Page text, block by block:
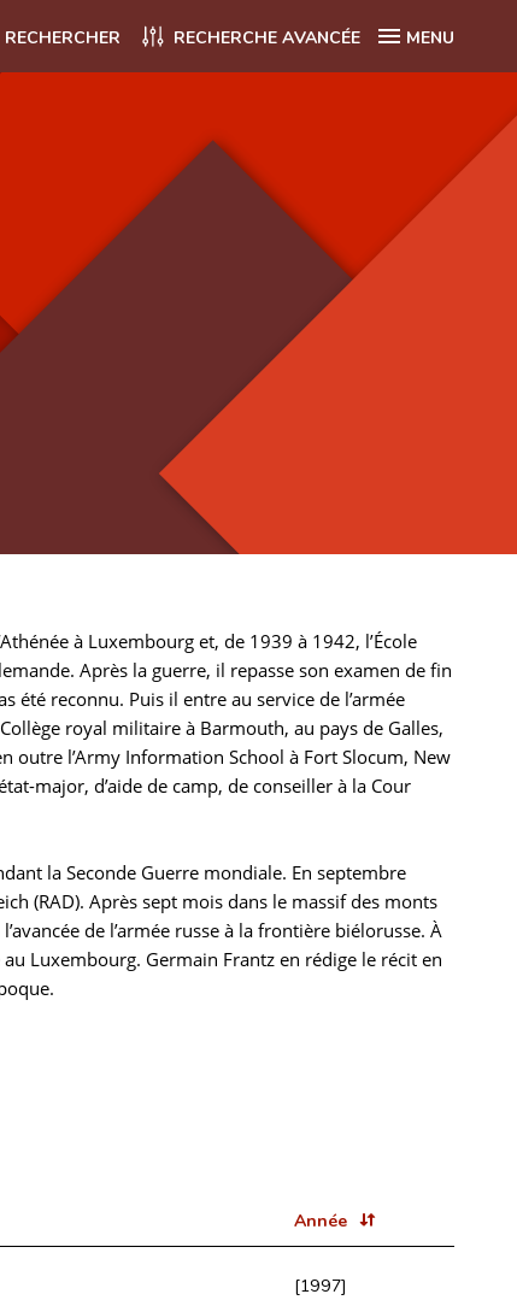
RECHERCHER RECHERCHE AVANCÉE MENU
à Luxembourg et, de 1939 à 1942, l’École
Après la guerre, il repasse son examen de fin
été reconnu. Puis il entre au service de l’armée
royal militaire à Barmouth, au pays de Galles,
outre l’Army Information School à Fort Slocum, New
major, d’aide de camp, de conseiller à la Cour
la Seconde Guerre mondiale. En septembre
(RAD). Après sept mois dans le massif des monts
de l’armée russe à la frontière biélorusse. À
Luxembourg. Germain Frantz en rédige le récit en
Année
[1997]